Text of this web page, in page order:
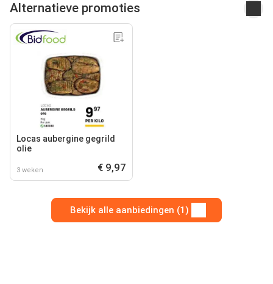
Alternatieve promoties
Locas aubergine gegrild
olie
3 weken € 9,97
Bekijk alle aanbiedingen (1)